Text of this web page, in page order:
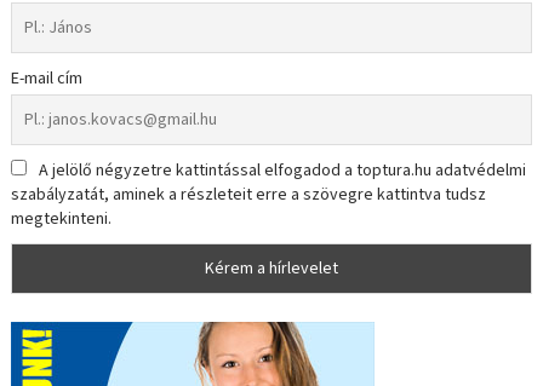
E-mail cím
A jelölő négyzetre kattintással elfogadod a toptura.hu adatvédelmi
szabályzatát, aminek a részleteit erre a szövegre kattintva tudsz
megtekinteni.